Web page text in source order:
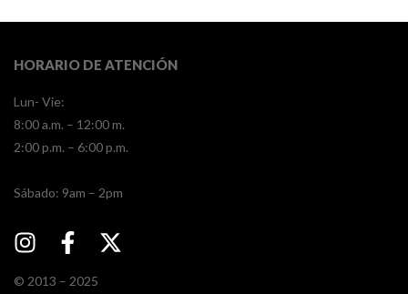
HORARIO DE ATENCIÓN
Lun- Vie:
8:00 a.m. – 12:00 m.
2:00 p.m. – 6:00 p.m.
​​Sábado: 9am – 2pm
© 2013 – 2025